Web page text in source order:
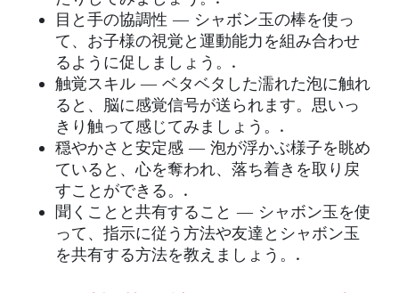
目と手の協調性 ― シャボン玉の棒を使っ
て、お子様の視覚と運動能力を組み合わせ
るように促しましょう。.
触覚スキル ― ベタベタした濡れた泡に触れ
ると、脳に感覚信号が送られます。思いっ
きり触って感じてみましょう。.
穏やかさと安定感 ― 泡が浮かぶ様子を眺め
ていると、心を奪われ、落ち着きを取り戻
すことができる。.
聞くことと共有すること ― シャボン玉を使
って、指示に従う方法や友達とシャボン玉
を共有する方法を教えましょう。.